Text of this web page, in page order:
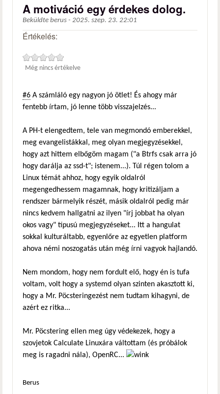
A motiváció egy érdekes dolog.
Beküldte berus - 2025. szep. 23. 22:01
Értékelés:
Még nincs értékelve
#6 A számláló egy nagyon jó ötlet! És ahogy már
fentebb írtam, jó lenne több visszajelzés...
A PH-t elengedtem, tele van megmondó emberekkel,
meg evangelistákkal, meg olyan megjegyzésekkel,
hogy azt hittem elbőgöm magam ("a Btrfs csak arra jó
hogy darálja az ssd-t"; istenem...). Túl régen tolom a
Linux témát ahhoz, hogy egyik oldalról
megengedhessem magamnak, hogy kritizáljam a
rendszer bármelyik részét, másik oldalról pedig már
nincs kedvem hallgatni az ilyen "írj jobbat ha olyan
okos vagy" típusú megjegyzéseket... Itt a hangulat
sokkal kulturáltabb, egyenlőre az egyetlen platform
ahova némi noszogatás után még írni vagyok hajlandó.
Nem mondom, hogy nem fordult elő, hogy én is tufa
voltam, volt hogy a systemd olyan szinten akasztott ki,
hogy a Mr. Pöcsteringezést nem tudtam kihagyni, de
azért ez ritka...
Mr. Pöcstering ellen meg úgy védekezek, hogy a
szovjetok Calculate Linuxára váltottam (és próbálok
meg is ragadni nála), OpenRC...
Berus